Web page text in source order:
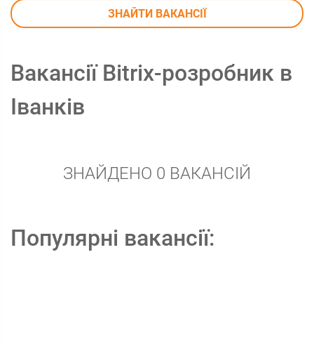
ЗНАЙТИ ВАКАНСІЇ
Вакансії Bitrix-розробник в
Іванків
ЗНАЙДЕНО 0 ВАКАНСІЙ
Популярні вакансії: